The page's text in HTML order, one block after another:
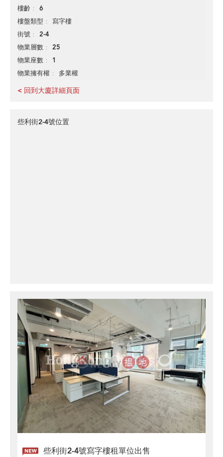
樓齡 6
樓盤類型 寫字樓
街號 2-4
物業層數 25
物業座數 1
物業擁有權 多業權
< 回到大廈詳細頁面
些利街2-4號位置
些利街2-4號寫字樓租單位出售